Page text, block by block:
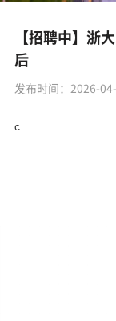
【招聘中】浙
后
发布时间：2026-
c